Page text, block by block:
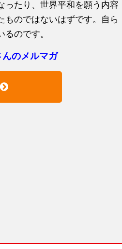
ったり、世界平和を願う内容
ものではないはずです。自ら
のです。
のメルマガ